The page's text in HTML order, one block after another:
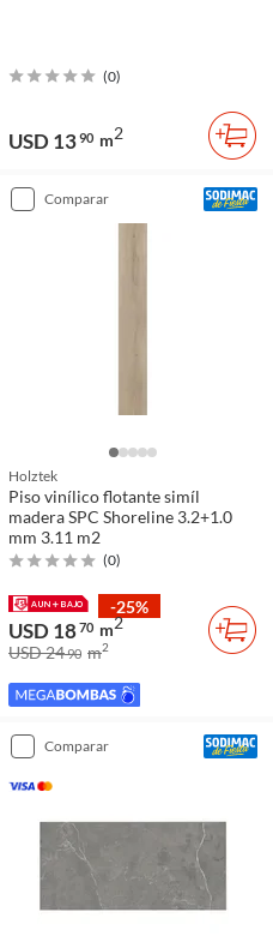
(0)
USD 1390 m2
comparar
Holztek
Piso vinílico flotante simíl
madera SPC Shoreline 3.2+1.0
mm 3.11 m2
(0)
-25%
USD 1870 m2
USD 2490 m2
comparar